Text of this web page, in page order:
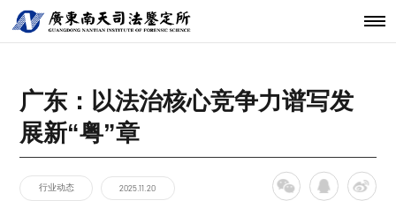
关于南天
发展历程
核心团队
科技研发
分支机构
鉴定服务
鉴定指南
法规标准
经典案例
物证类鉴定
声像资料类
新闻资讯
通知公告
行业动态
工程中心
开放课题
联系我们
广东：以法治核心竞争力谱写发
展新“粤”章
行业动态 2025.11.20